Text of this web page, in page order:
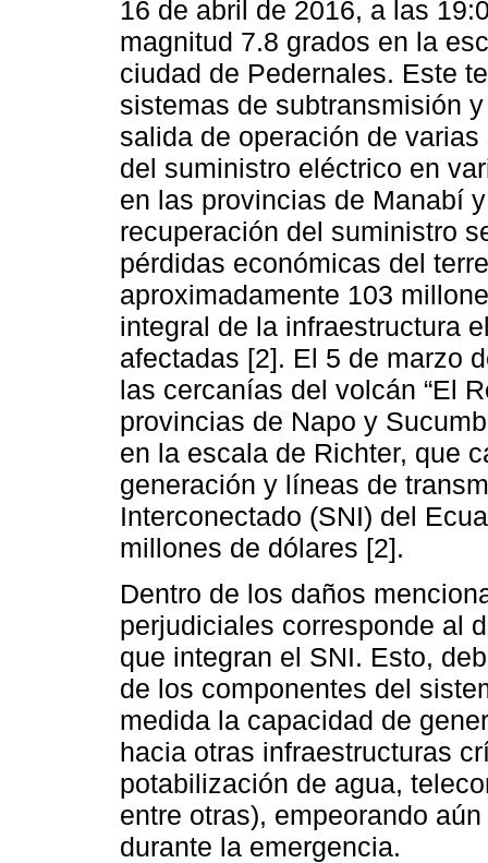
16 de abril de 2016, a las
magnitud 7.8 grados en la
ciudad de Pedernales. Este
sistemas de subtransmisión
salida de operación de
del suministro eléctrico en
en las provincias de Manabí
recuperación del suministro
pérdidas económicas del
aproximadamente 103
integral de la infraestructura
afectadas [2]. El 5 de marzo
las cercanías del volcán “El
provincias de Napo y
en la escala de Richter, que
generación y líneas de
Interconectado (SNI) del
millones de dólares [2].
Dentro de los daños
perjudiciales corresponde al
que integran el SNI. Esto,
de los componentes del
medida la capacidad de
hacia otras infraestructuras
potabilización de agua,
entre otras), empeorando
durante la emergencia.